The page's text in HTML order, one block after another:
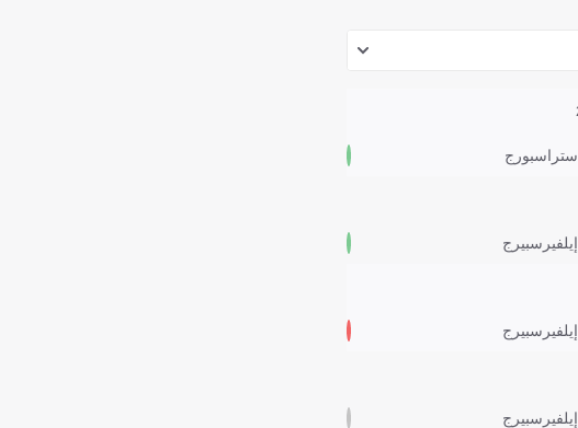
ستراسبورج
إيلفيرسبيرج
إيلفيرسبيرج
إيلفيرسبيرج